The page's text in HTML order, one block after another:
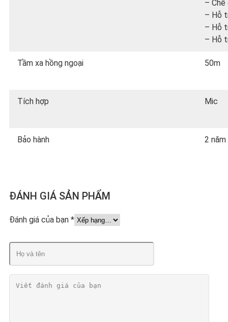
– Chế
– Hỗ
– Hỗ
– Hỗ
Tầm xa hồng ngoại 50m
Tích hợp Mic
Bảo hành 2 năm
ĐÁNH GIÁ SẢN PHẨM
Đánh giá của bạn *